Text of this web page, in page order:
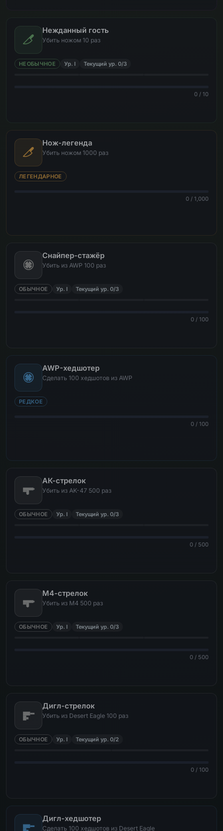
Нежданный гость
Убить ножом 10 раз
НЕОБЫЧНОЕ Ур. I Текущий ур. 0/3
0 / 10
Нож-легенда
Убить ножом 1000 раз
ЛЕГЕНДАРНОЕ
0 / 1,000
Снайпер-стажёр
Убить из AWP 100 раз
ОБЫЧНОЕ Ур. I Текущий ур. 0/3
0 / 100
AWP-хедшотер
Сделать 100 хедшотов из AWP
РЕДКОЕ
0 / 100
АК-стрелок
Убить из AK-47 500 раз
ОБЫЧНОЕ Ур. I Текущий ур. 0/3
0 / 500
М4-стрелок
Убить из M4 500 раз
ОБЫЧНОЕ Ур. I Текущий ур. 0/3
0 / 500
Дигл-стрелок
Убить из Desert Eagle 100 раз
ОБЫЧНОЕ Ур. I Текущий ур. 0/2
0 / 100
Дигл-хедшотер
Сделать 100 хедшотов из Desert Eagle